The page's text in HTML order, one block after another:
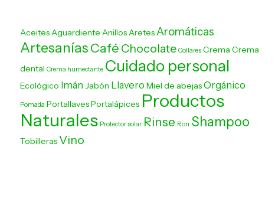
Artesanías
AceitesAguardiente AnillosAretesAromáticas
ArtesaníasCafé Chocolate Collares Crema Crema
dental Crema humectante Cuidado personal
Ecológico Imán Jabón Llavero Miel de abejasOrgánico
Pomada PortallavesPortalápices Productos
Naturales Protector solar Rinse Ron Shampoo
TobillerasVino